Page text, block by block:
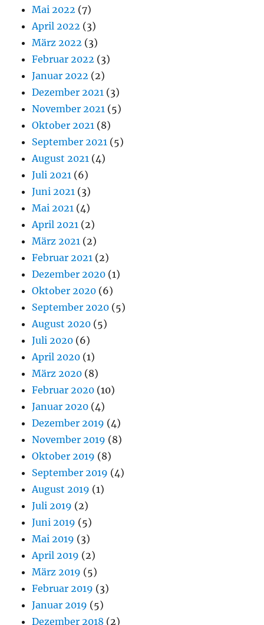
Mai 2022 (7)
April 2022 (3)
März 2022 (3)
Februar 2022 (3)
Januar 2022 (2)
Dezember 2021 (3)
November 2021 (5)
Oktober 2021 (8)
September 2021 (5)
August 2021 (4)
Juli 2021 (6)
Juni 2021 (3)
Mai 2021 (4)
April 2021 (2)
März 2021 (2)
Februar 2021 (2)
Dezember 2020 (1)
Oktober 2020 (6)
September 2020 (5)
August 2020 (5)
Juli 2020 (6)
April 2020 (1)
März 2020 (8)
Februar 2020 (10)
Januar 2020 (4)
Dezember 2019 (4)
November 2019 (8)
Oktober 2019 (8)
September 2019 (4)
August 2019 (1)
Juli 2019 (2)
Juni 2019 (5)
Mai 2019 (3)
April 2019 (2)
März 2019 (5)
Februar 2019 (3)
Januar 2019 (5)
Dezember 2018 (2)